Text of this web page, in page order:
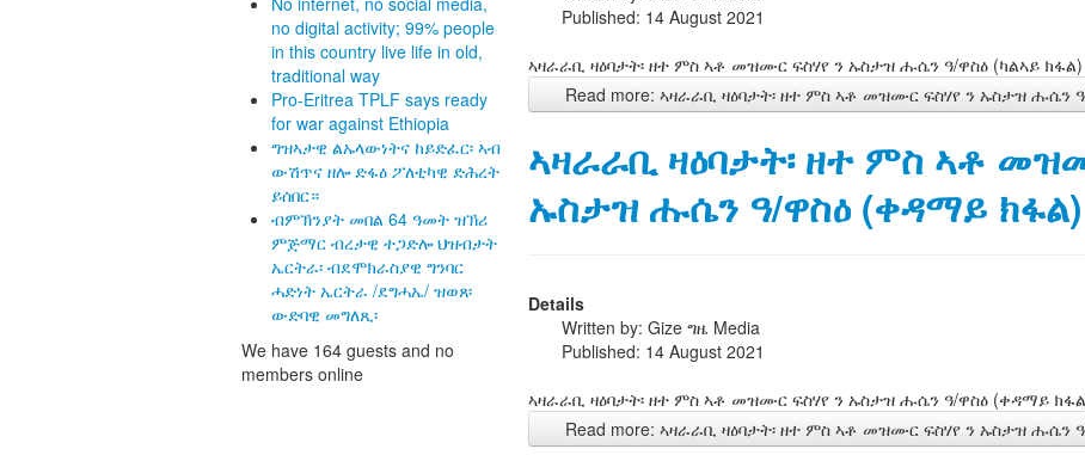
no digital activity; 99% people
in this country live life in old,
traditional way
Pro-Eritrea TPLF says ready
for war against Ethiopia
ግዝኣታዊ ልኡላውነትና ከይድፈር፡ ኣብ
ውሽጥና ዘሎ ድፋዕ ፖለቲካዊ ድሕረት
ይሰበር።
ብምኽንያት መበል 64 ዓመት ዝኽሪ
ምጅማር ብረታዊ ተጋድሎ ህዝብታት
ኤርትራ፡ ብደሞክራስያዊ ግንባር
ሓድነት ኤርትራ /ደግሓኤ/ ዝወጸ፡
ውድባዊ መግለጺ፡
We have 164 guests and no
members online
Published: 14 August 2021
ኣዛራራቢ ዛዕባታት፡ ዘተ ምስ ኣቶ መዝሙር ፍስሃየ ን ኡስታዝ ሑሴን ዓ/ዋስዕ (ካልኣይ ክፋል)
Read more: ኣዛራራቢ ዛዕባታት፡ ዘተ ምስ ኣቶ መዝሙር ፍስሃየ ን ኡስታዝ ሑሴን
ኣዛራራቢ ዛዕባታት፡ ዘተ ምስ ኣቶ
ኡስታዝ ሑሴን ዓ/ዋስዕ (ቀዳማይ ክፋል)
Details
Written by: Gize ግዜ Media
Published: 14 August 2021
ኣዛራራቢ ዛዕባታት፡ ዘተ ምስ ኣቶ መዝሙር ፍስሃየ ን ኡስታዝ ሑሴን ዓ/ዋስዕ (ቀዳማይ
Read more: ኣዛራራቢ ዛዕባታት፡ ዘተ ምስ ኣቶ መዝሙር ፍስሃየ ን ኡስታዝ ሑሴን